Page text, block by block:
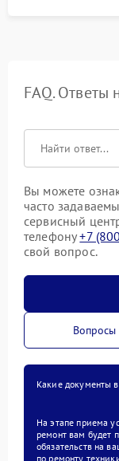
FAQ. Ответы
Вы можете
часто
сервисный
телефону+7
свой вопрос.
Какие документы
На этапе приема
ремонт вам будет
обязательств на
по ремонту